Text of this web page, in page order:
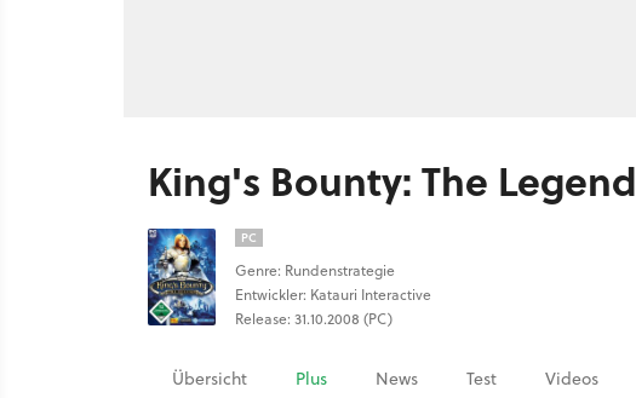
King's Bounty: The Legend
PC
Genre: Rundenstrategie
Entwickler: Katauri Interactive
Release: 31.10.2008 (PC)
Übersicht Plus News Test Videos